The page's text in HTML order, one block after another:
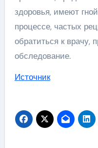
здоровья, имеют
процессе, частых
обратиться к врачу,
обследование.
Источник